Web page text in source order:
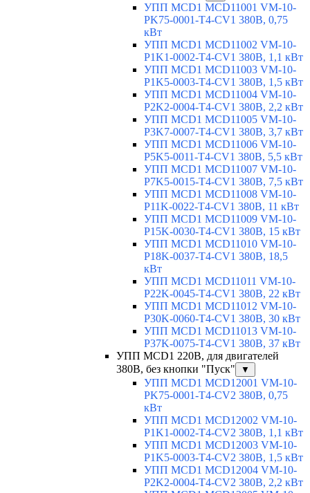
УПП MCD1 MCD11001 VM-10-
PK75-0001-T4-CV1 380В, 0,75
кВт
УПП MCD1 MCD11002 VM-10-
P1K1-0002-T4-CV1 380В, 1,1 кВт
УПП MCD1 MCD11003 VM-10-
P1K5-0003-T4-CV1 380В, 1,5 кВт
УПП MCD1 MCD11004 VM-10-
P2K2-0004-T4-CV1 380В, 2,2 кВт
УПП MCD1 MCD11005 VM-10-
P3K7-0007-T4-CV1 380В, 3,7 кВт
УПП MCD1 MCD11006 VM-10-
P5K5-0011-T4-CV1 380В, 5,5 кВт
УПП MCD1 MCD11007 VM-10-
P7K5-0015-T4-CV1 380В, 7,5 кВт
УПП MCD1 MCD11008 VM-10-
P11K-0022-T4-CV1 380В, 11 кВт
УПП MCD1 MCD11009 VM-10-
P15K-0030-T4-CV1 380В, 15 кВт
УПП MCD1 MCD11010 VM-10-
P18K-0037-T4-CV1 380В, 18,5
кВт
УПП MCD1 MCD11011 VM-10-
P22K-0045-T4-CV1 380В, 22 кВт
УПП MCD1 MCD11012 VM-10-
P30K-0060-T4-CV1 380В, 30 кВт
УПП MCD1 MCD11013 VM-10-
P37K-0075-T4-CV1 380В, 37 кВт
УПП MCD1 220В, для двигателей
380В, без кнопки "Пуск"
▼
УПП MCD1 MCD12001 VM-10-
PK75-0001-T4-CV2 380В, 0,75
кВт
УПП MCD1 MCD12002 VM-10-
P1K1-0002-T4-CV2 380В, 1,1 кВт
УПП MCD1 MCD12003 VM-10-
P1K5-0003-T4-CV2 380В, 1,5 кВт
УПП MCD1 MCD12004 VM-10-
P2K2-0004-T4-CV2 380В, 2,2 кВт